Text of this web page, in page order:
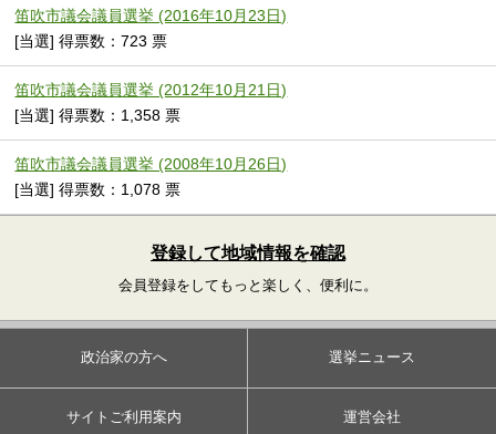
笛吹市議会議員選挙 (2016年10月23日)
[当選] 得票数：723 票
笛吹市議会議員選挙 (2012年10月21日)
[当選] 得票数：1,358 票
笛吹市議会議員選挙 (2008年10月26日)
[当選] 得票数：1,078 票
登録して地域情報を確認
会員登録をしてもっと楽しく、便利に。
政治家の方へ 選挙ニュース
サイトご利用案内 運営会社